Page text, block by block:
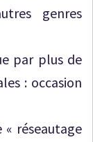
genres
par plus de
: occasion
« réseautage